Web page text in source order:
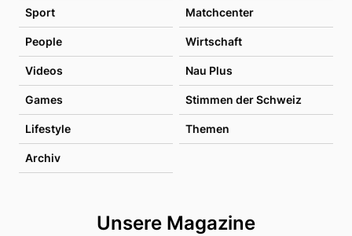
Sport Matchcenter
People Wirtschaft
Videos Nau Plus
Games Stimmen der Schweiz
Lifestyle Themen
Archiv
Unsere Magazine